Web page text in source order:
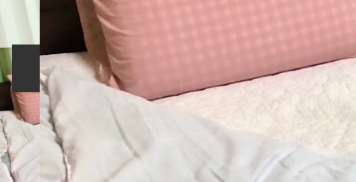
ホーム 料金・施設案内 レンタルバイク
お問い合わせ